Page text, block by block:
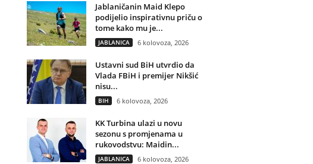
Jablaničanin Maid Klepo
podijelio inspirativnu priču o
tome kako mu je...
JABLANICA 6 kolovoza, 2026
Ustavni sud BiH utvrdio da
Vlada FBiH i premijer Nikšić
nisu...
BIH 6 kolovoza, 2026
KK Turbina ulazi u novu
sezonu s promjenama u
rukovodstvu: Maidin...
JABLANICA 6 kolovoza, 2026